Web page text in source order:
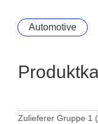
Automotive
Zulieferer Gruppe 1